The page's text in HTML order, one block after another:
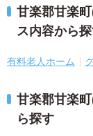
甘楽郡甘楽
ス内容から
有料老人ホーム
甘楽郡甘楽
ら探す